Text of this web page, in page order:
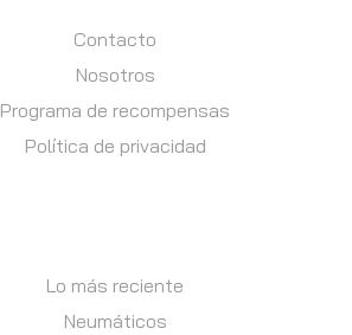
Contacto
Nosotros
Programa de recompensas
Política de privacidad
Lo más reciente
Neumáticos